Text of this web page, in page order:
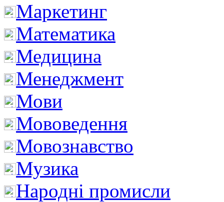
Маркетинг
Математика
Медицина
Менеджмент
Мови
Мововедення
Мовознавство
Музика
Народні промисли